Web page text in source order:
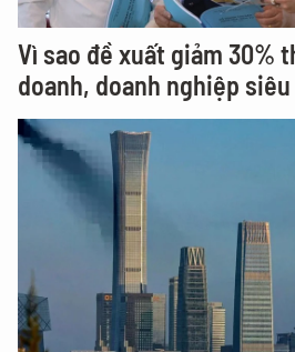
Vì sao đề xuất giảm 30%
doanh, doanh nghiệp